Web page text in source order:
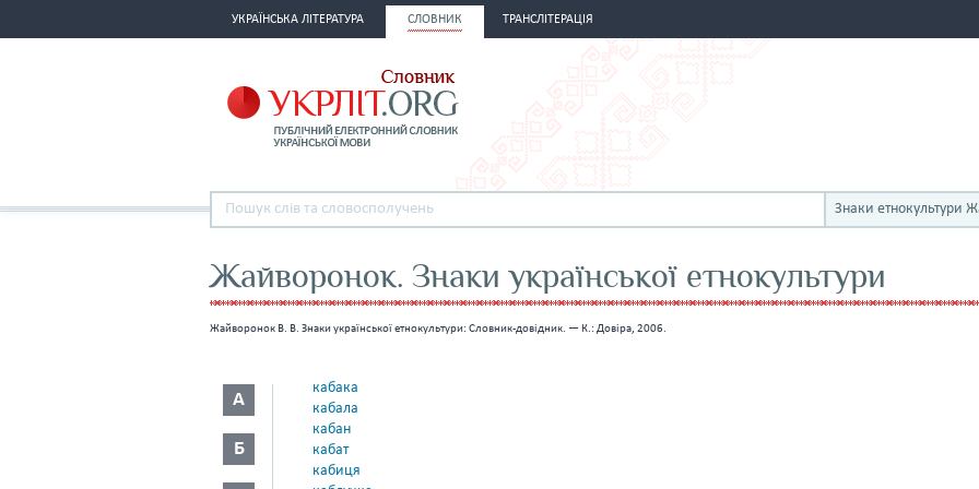
УКРАЇНСЬКА ЛІТЕРАТУРА СЛОВНИК ТРАНСЛІТЕРАЦІЯ
Знаки етнокультури
Жайворонок. Знаки української етнокультури
Жайворонок В. В. Знаки української етнокультури: Словник-довідник. — К.: Довіра, 2006.
А
Б
кабака
кабала
кабан
кабат
кабиця